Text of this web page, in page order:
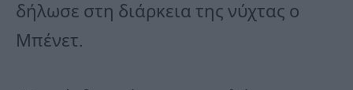
δήλωσε στη διάρκεια της νύχτας ο
Μπένετ.